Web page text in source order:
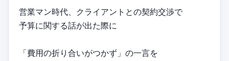
営業マン時代、クライアントとの契約交渉で
予算に関する話が出た際に
「費用の折り合いがつかず」の一言を